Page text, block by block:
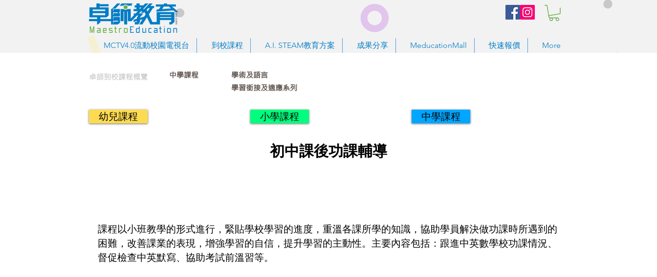
MCTV4.0流動校園電視台 到校課程 A.I. STEAM教育方案 成果分享 MeducationMall 快速報價 More
卓師到校課程概覽
中學課程
學習銜接及適應系列
學術及語言
課程以小班教學的形式進行，緊貼學校學習的進度，重溫各課所學的知識，協助學員解決做功課時所遇到的
困難，改善課業的表現，增強學習的自信，提升學習的主動性。主要內容包括：跟進中英數學校功課情況、
督促檢查中英默寫、協助考試前溫習等。
幼兒課程 小學課程 中學課程
初中課後功課輔導